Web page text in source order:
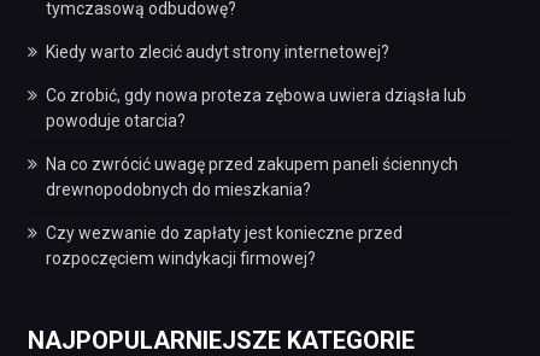
tymczasową odbudowę?
Kiedy warto zlecić audyt strony internetowej?
Co zrobić, gdy nowa proteza zębowa uwiera dziąsła lub
powoduje otarcia?
Na co zwrócić uwagę przed zakupem paneli ściennych
drewnopodobnych do mieszkania?
Czy wezwanie do zapłaty jest konieczne przed
rozpoczęciem windykacji firmowej?
NAJPOPULARNIEJSZE KATEGORIE